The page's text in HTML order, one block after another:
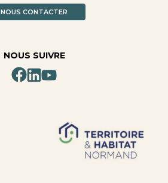
NOUS CONTACTER
NOUS SUIVRE